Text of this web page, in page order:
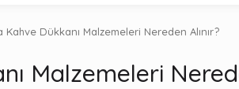
Kahve Dükkanı Malzemeleri Nereden Alınır?
Malzemeleri